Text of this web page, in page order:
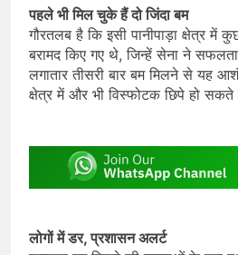
पहले भी मिल चुके हैं दो जिंदा बम
गौरतलब है कि इसी पानीपाड़ा क्षेत्र में
बरामद किए गए थे, जिन्हें सेना ने
लगातार तीसरी बार बम मिलने से यह
क्षेत्र में और भी विस्फोटक छिपे हो सकते
लोगों में डर, प्रशासन अलर्ट